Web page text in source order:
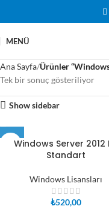
MENÜ
Ana Sayfa Ürünler
Tek bir sonuç gösteriliyor
Show sidebar
Windows Server 2012
Standart
Windows Lisansları
₺520,00